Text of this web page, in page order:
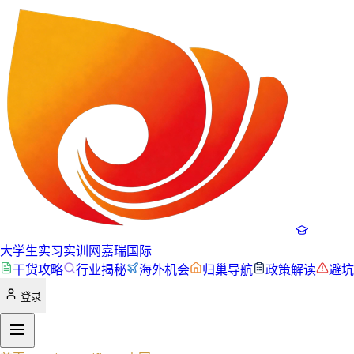
大学生实习实训网嘉瑞国际
干货攻略
行业揭秘 海外机会 归巢导航 政策解读 避
登录